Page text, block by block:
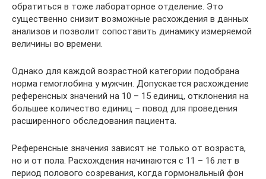
обратиться в тоже лабораторное отделение. Это
существенно снизит возможные расхождения в данных
анализов и позволит сопоставить динамику измеряемой
величины во времени.
Однако для каждой возрастной категории подобрана
норма гемоглобина у мужчин. Допускается расхождение
референсных значений на 10 – 15 единиц, отклонения на
большее количество единиц – повод для проведения
расширенного обследования пациента.
Референсные значения зависят не только от возраста,
но и от пола. Расхождения начинаются с 11 – 16 лет в
период полового созревания, когда гормональный фон